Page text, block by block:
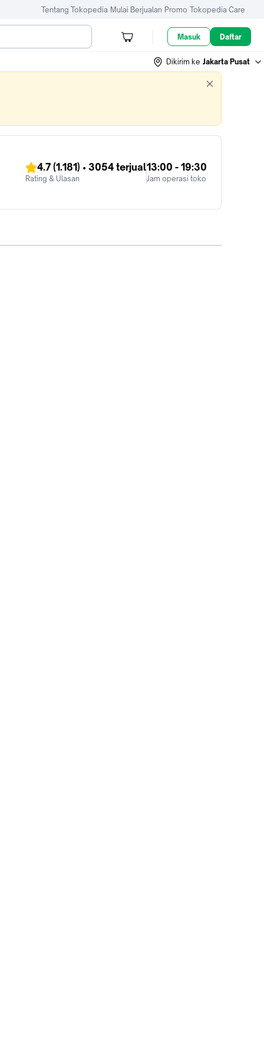
Tentang Tokopedia Mulai Berjualan Promo Tokopedia Care
Masuk Daftar
Dikirim ke Jakarta Pusat
4.7 (1.181) • 3054 terjual
Rating & Ulasan
13:00 - 19:30
Jam operasi toko